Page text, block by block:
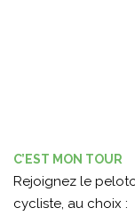
C’EST MON TOUR
Rejoignez le
cycliste, au choix :